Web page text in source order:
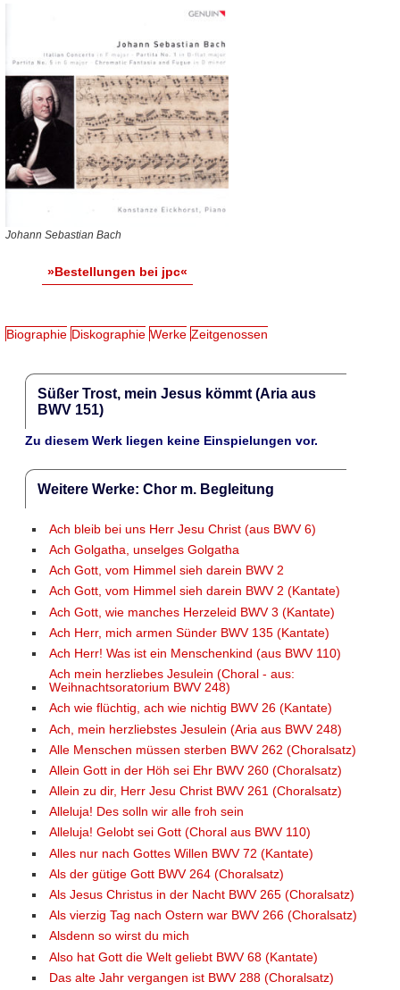
Johann Sebastian Bach
»Bestellungen bei jpc«
Biographie Diskographie Werke Zeitgenossen
Süßer Trost, mein Jesus kömmt (Aria aus
BWV 151)
Zu diesem Werk liegen keine Einspielungen vor.
Weitere Werke: Chor m. Begleitung
Ach bleib bei uns Herr Jesu Christ (aus BWV 6)
Ach Golgatha, unselges Golgatha
Ach Gott, vom Himmel sieh darein BWV 2
Ach Gott, vom Himmel sieh darein BWV 2 (Kantate)
Ach Gott, wie manches Herzeleid BWV 3 (Kantate)
Ach Herr, mich armen Sünder BWV 135 (Kantate)
Ach Herr! Was ist ein Menschenkind (aus BWV 110)
Ach mein herzliebes Jesulein (Choral - aus:
Weihnachtsoratorium BWV 248)
Ach wie flüchtig, ach wie nichtig BWV 26 (Kantate)
Ach, mein herzliebstes Jesulein (Aria aus BWV 248)
Alle Menschen müssen sterben BWV 262 (Choralsatz)
Allein Gott in der Höh sei Ehr BWV 260 (Choralsatz)
Allein zu dir, Herr Jesu Christ BWV 261 (Choralsatz)
Alleluja! Des solln wir alle froh sein
Alleluja! Gelobt sei Gott (Choral aus BWV 110)
Alles nur nach Gottes Willen BWV 72 (Kantate)
Als der gütige Gott BWV 264 (Choralsatz)
Als Jesus Christus in der Nacht BWV 265 (Choralsatz)
Als vierzig Tag nach Ostern war BWV 266 (Choralsatz)
Alsdenn so wirst du mich
Also hat Gott die Welt geliebt BWV 68 (Kantate)
Das alte Jahr vergangen ist BWV 288 (Choralsatz)